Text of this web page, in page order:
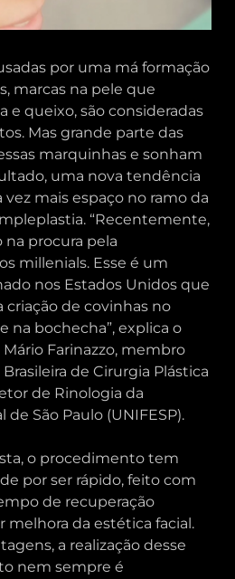
por uma má formação
marcas na pele que
e queixo, são consideradas
Mas grande parte das
marquinhas e sonham
uma nova tendência
mais espaço no ramo da
“Recentemente,
procura pela
millenials. Esse é um
nos Estados Unidos que
de covinhas no
na bochecha”, explica o
Farinazzo, membro
de Cirurgia Plástica
de Rinologia da
São Paulo (UNIFESP).
o procedimento tem
por ser rápido, feito com
de recuperação
melhora da estética facial.
a realização desse
nem sempre é